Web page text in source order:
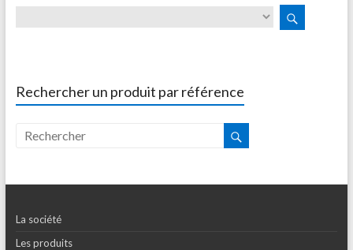
Rechercher un produit par référence
La société
Les produits